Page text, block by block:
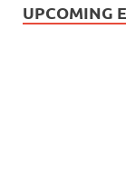
UPCOMING